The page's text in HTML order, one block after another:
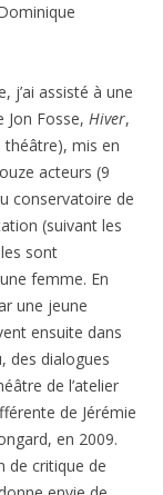
j’ai assisté à une
Jon Fosse, Hiver,
théâtre), mis en
acteurs (9
conservatoire de
(suivant les
sont
femme. En
une jeune
ensuite dans
des dialogues
de l’atelier
de Jérémie
en 2009.
de critique de